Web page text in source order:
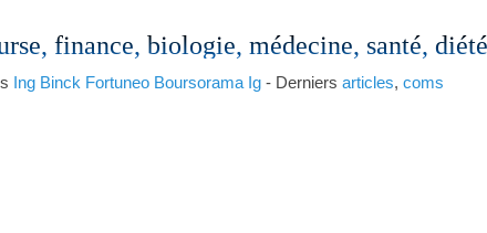
finance, biologie, médecine, santé,
Ing Binck Fortuneo Boursorama Ig- Derniers articles, coms